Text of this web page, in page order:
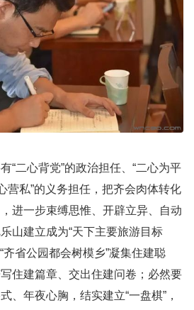
“二心背党”的政治担任、“二心为平
营私”的义务担任，把齐会肉体转化
进一步束缚思惟、开辟立异、自动
山建立成为“天下主要旅游目标
齐省公园都会树模乡”凝集住建聪
住建篇章、交出住建问卷；必然要
、年夜心胸，结实建立“一盘棋”，